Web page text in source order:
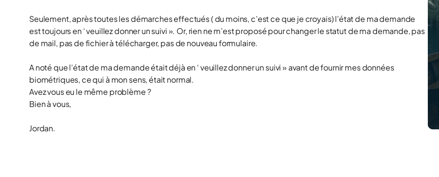
Seulement, après toutes les démarches effectués ( du moins, c’est ce que je croyais) l’état de ma demande
est toujours en ‘ veuillez donner un suivi ». Or, rien ne m’est proposé pour changer le statut de ma demande, pas
de mail, pas de fichier à télécharger, pas de nouveau formulaire.
A noté que l’état de ma demande était déjà en ‘ veuillez donner un suivi » avant de fournir mes données
biométriques, ce qui à mon sens, était normal.
Avez vous eu le même problème ?
Bien à vous,
Jordan.